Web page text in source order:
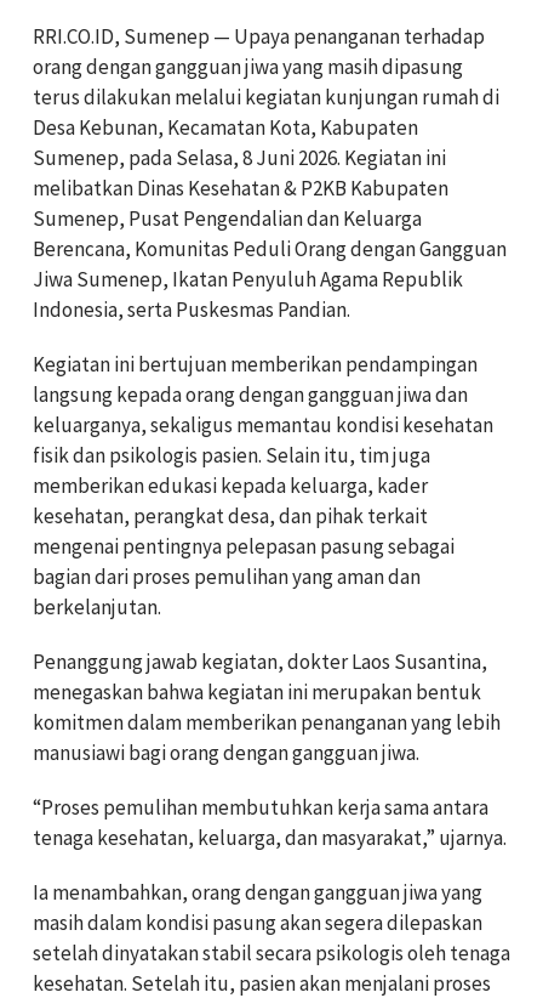
RRI.CO.ID, Sumenep — Upaya penanganan terhadap
orang dengan gangguan jiwa yang masih dipasung
terus dilakukan melalui kegiatan kunjungan rumah di
Desa Kebunan, Kecamatan Kota, Kabupaten
Sumenep, pada Selasa, 8 Juni 2026. Kegiatan ini
melibatkan Dinas Kesehatan & P2KB Kabupaten
Sumenep, Pusat Pengendalian dan Keluarga
Berencana, Komunitas Peduli Orang dengan Gangguan
Jiwa Sumenep, Ikatan Penyuluh Agama Republik
Indonesia, serta Puskesmas Pandian.
Kegiatan ini bertujuan memberikan pendampingan
langsung kepada orang dengan gangguan jiwa dan
keluarganya, sekaligus memantau kondisi kesehatan
fisik dan psikologis pasien. Selain itu, tim juga
memberikan edukasi kepada keluarga, kader
kesehatan, perangkat desa, dan pihak terkait
mengenai pentingnya pelepasan pasung sebagai
bagian dari proses pemulihan yang aman dan
berkelanjutan.
Penanggung jawab kegiatan, dokter Laos Susantina,
menegaskan bahwa kegiatan ini merupakan bentuk
komitmen dalam memberikan penanganan yang lebih
manusiawi bagi orang dengan gangguan jiwa.
“Proses pemulihan membutuhkan kerja sama antara
tenaga kesehatan, keluarga, dan masyarakat,” ujarnya.
Ia menambahkan, orang dengan gangguan jiwa yang
masih dalam kondisi pasung akan segera dilepaskan
setelah dinyatakan stabil secara psikologis oleh tenaga
kesehatan. Setelah itu, pasien akan menjalani proses